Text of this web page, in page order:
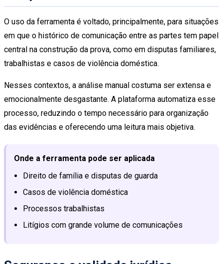
O uso da ferramenta é voltado, principalmente, para situações
em que o histórico de comunicação entre as partes tem papel
central na construção da prova, como em disputas familiares,
trabalhistas e casos de violência doméstica.
Nesses contextos, a análise manual costuma ser extensa e
emocionalmente desgastante. A plataforma automatiza esse
processo, reduzindo o tempo necessário para organização
das evidências e oferecendo uma leitura mais objetiva.
Onde a ferramenta pode ser aplicada
Direito de família e disputas de guarda
Casos de violência doméstica
Processos trabalhistas
Litígios com grande volume de comunicações